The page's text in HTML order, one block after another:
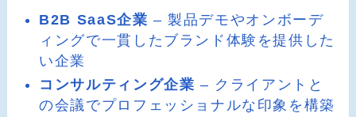
B2B SaaS企業 – 製品デモやオンボーデ
ィングで一貫したブランド体験を提供した
い企業
コンサルティング企業 – クライアントと
の会議でプロフェッショナルな印象を構築